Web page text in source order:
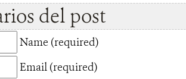
del post
Name (required)
Email (required)